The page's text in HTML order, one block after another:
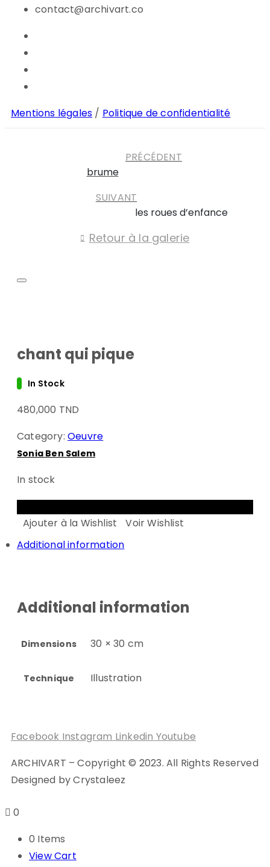
contact@archivart.co
Mentions légales / Politique de confidentialité
PRÉCÉDENT
brume
SUIVANT
les roues d’enfance
Retour à la galerie
chant qui pique
In Stock
480,000 TND
Category: Oeuvre
Sonia Ben Salem
In stock
Ajouter à la Wishlist
Voir Wishlist
Additional information
Additional information
Dimensions 30 × 30 cm
Technique Illustration
Facebook Instagram Linkedin Youtube
ARCHIVART – Copyright © 2023. All Rights Reserved
Designed by Crystaleez
0
0 Items
View Cart